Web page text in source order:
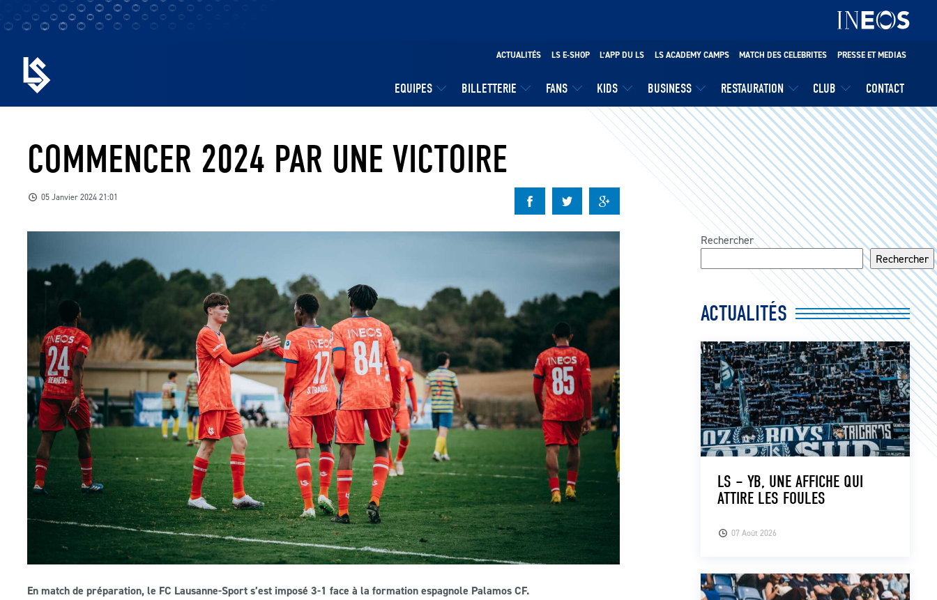
EQUIPES BILLETTERIE FANS KIDS BUSINESS RESTAURATION CLUB CONTACT
ACTUALITÉS LS E-SHOP L’APP DU LS LS ACADEMY CAMPS MATCH DES CELEBRITES PRESSE ET MEDIAS
COMMENCER 2024 PAR UNE VICTOIRE
05 Janvier 2024 21:01
En match de préparation, le FC Lausanne-Sport s’est imposé 3-1 face à la formation espagnole Palamos CF.
Rechercher
Rechercher
ACTUALITÉS
07 Août 2026
LS – YB, UNE AFFICHE QUI
ATTIRE LES FOULES